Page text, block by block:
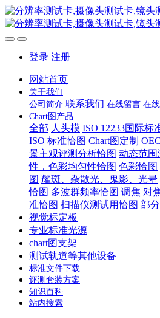
登录 注册
网站首页
关于我们
公司简介 联系我们 在线留言 在
Chart图产品
全部 人头模 ISO 12233国际标
ISO 标准恰图 Chart图定制
景主观评测分析恰图 动态范围
性，色彩均匀性恰图 色彩恰图
图 耀斑、杂散光、鬼影、光晕
恰图 多波群频率恰图 调焦 对
准恰图 扫描仪测试用恰图 部
视觉标定板
专业标准光源
chart图支架
测试轨道等其他设备
标准文件下载
评测套装方案
知识百科
站内搜索